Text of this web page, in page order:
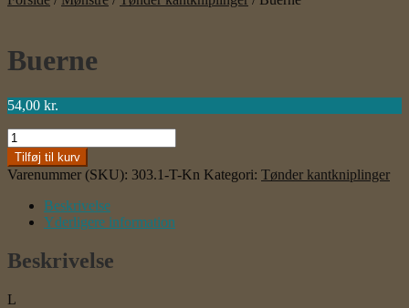
Buerne
54,00 kr.
Buerne
antal
Tilføj til kurv
Varenummer (SKU): 303.1-T-Kn Kategori: Tønder kantkniplinger
Beskrivelse
Yderligere information
Beskrivelse
L